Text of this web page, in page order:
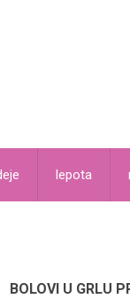
lepota
BOLOVI U GRLU